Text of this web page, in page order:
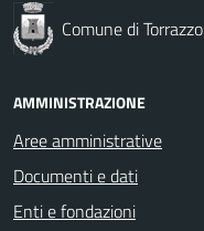
Comune di Torrazzo
AMMINISTRAZIONE
Aree amministrative
Documenti e dati
Enti e fondazioni